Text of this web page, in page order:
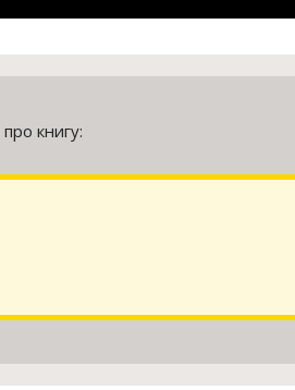
про книгу: